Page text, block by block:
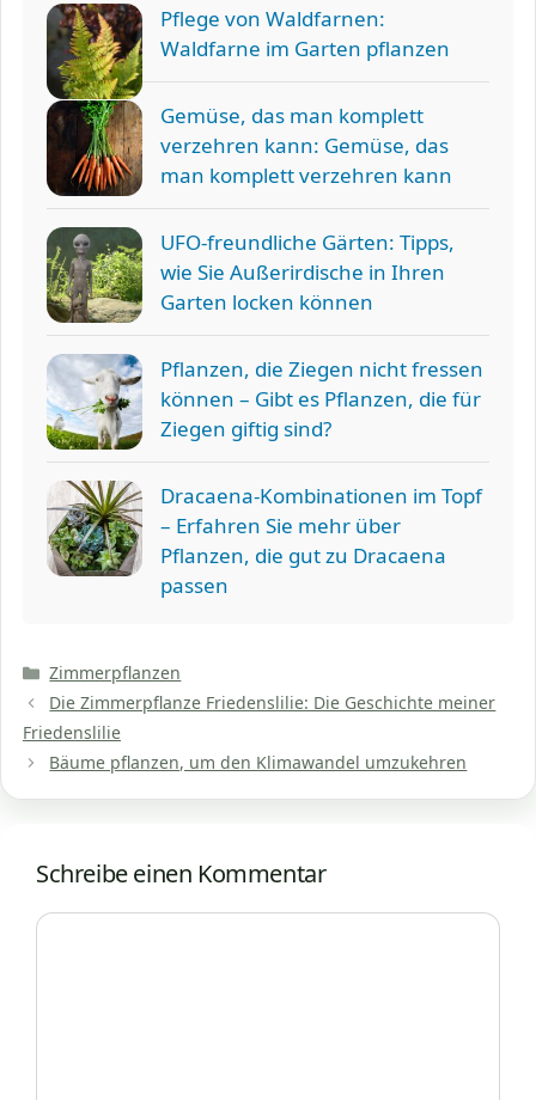
Pflege von Waldfarnen:
Waldfarne im Garten pflanzen
Gemüse, das man komplett
verzehren kann: Gemüse, das
man komplett verzehren kann
UFO-freundliche Gärten: Tipps,
wie Sie Außerirdische in Ihren
Garten locken können
Pflanzen, die Ziegen nicht fressen
können – Gibt es Pflanzen, die für
Ziegen giftig sind?
Dracaena-Kombinationen im Topf
– Erfahren Sie mehr über
Pflanzen, die gut zu Dracaena
passen
Kategorien
Zimmerpflanzen
Die Zimmerpflanze Friedenslilie: Die Geschichte meiner
Friedenslilie
Bäume pflanzen, um den Klimawandel umzukehren
Schreibe einen Kommentar
Kommentar